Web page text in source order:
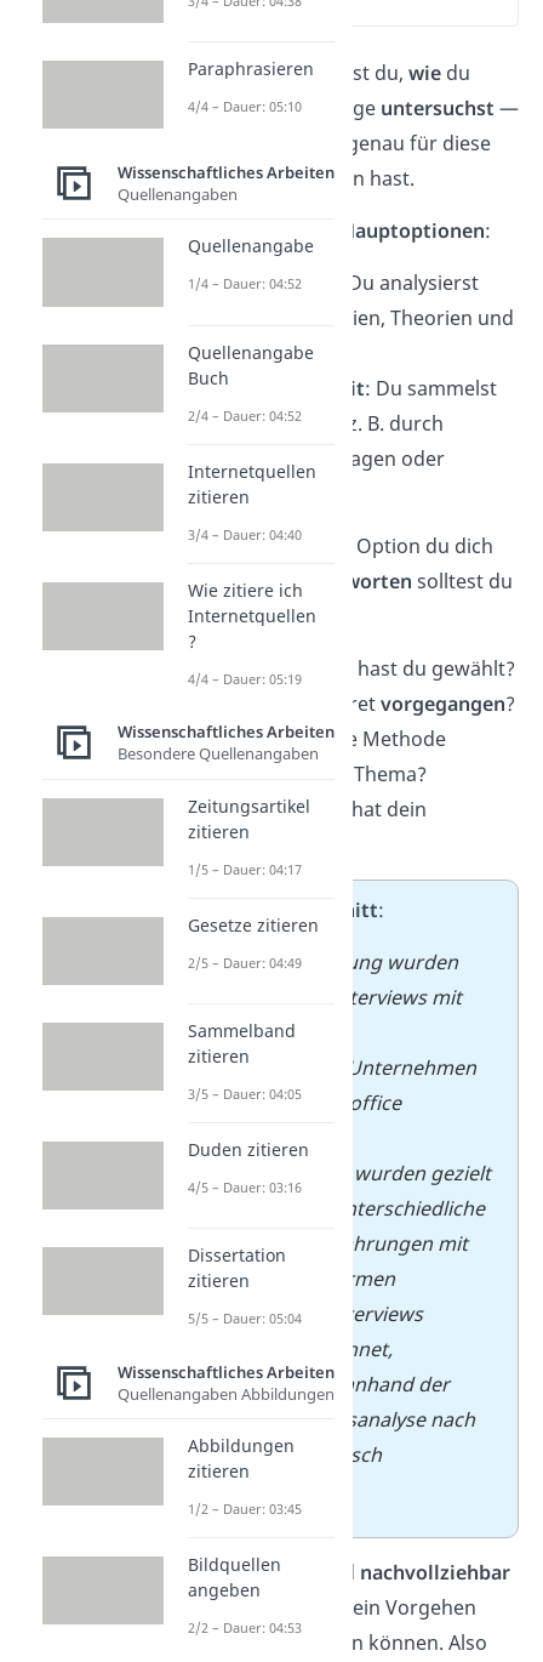
(02:38)
In der Methodik zeigst du, wiedu
deine Forschungsfrage untersuchst —
du dich genau für diese
Methodeentschieden hast.
Hauptoptionen:
Literaturarbeit
Du analysierst
bestehende Studien, Theorien und
Quellen.
Empirische Arbeit: Du sammelst
eigene Daten — z. B. durch
Interviews, Umfragen oder
Experimente.
Aber egal für welche Option du dich
entscheidest,beantworten solltest du
immer:
Welche
Methode
hast du gewählt?
Wie bist du konkretvorgegangen?
Warum war diese Methode
für dein Thema?
WelcheGrenzen
hat dein
Vorgehen?
Beispielausschnitt:
Für die Untersuchung wurden
zehn qualitative Interviews mit
Führungskräften
mittelständischer Unternehmen
zum Thema Homeoffice
durchgeführt. Die
Gesprächspartner wurden gezielt
ausgewählt, um unterschiedliche
Branchen und Erfahrungen mit
mobilen Arbeitsformen
abzubilden. Die Interviews
wurden aufgezeichnet,
transkribiert und anhand der
qualitativen Inhaltsanalyse nach
Mayring systematisch
Tipp:Seipräzise und nachvollziehbar
— dein Leser muss dein Vorgehen
verstehen und prüfen können. Also
Paraphrasieren
4/4 – Dauer: 05:10
Wissenschaftliches Arbeiten
Quellenangaben
Quellenangabe
1/4 – Dauer: 04:52
Quellenangabe
Buch
2/4 – Dauer: 04:52
Internetquellen
zitieren
3/4 – Dauer: 04:40
Wie zitiere ich
Internetquellen
?
4/4 – Dauer: 05:19
Wissenschaftliches Arbeiten
Besondere Quellenangaben
Zeitungsartikel
zitieren
1/5 – Dauer: 04:17
Gesetze zitieren
2/5 – Dauer: 04:49
Sammelband
zitieren
3/5 – Dauer: 04:05
Duden zitieren
4/5 – Dauer: 03:16
Dissertation
zitieren
5/5 – Dauer: 05:04
Wissenschaftliches Arbeiten
Quellenangaben Abbildungen
Abbildungen
zitieren
1/2 – Dauer: 03:45
Bildquellen
angeben
2/2 – Dauer: 04:53